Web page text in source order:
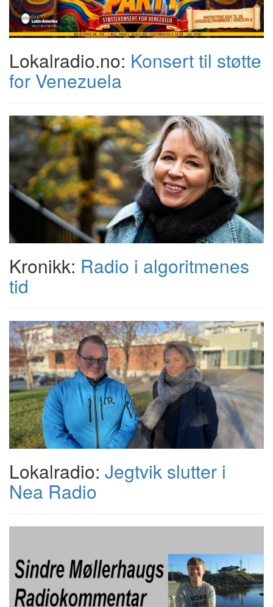
Lokalradio.no: Konsert til støtte
for Venezuela
Kronikk: Radio i algoritmenes
tid
Lokalradio: Jegtvik slutter i
Nea Radio